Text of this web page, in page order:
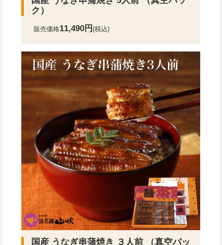
ク）
販売価格11,490円(税込)
国産 うなぎ串蒲焼き ３人前 （真空パッ